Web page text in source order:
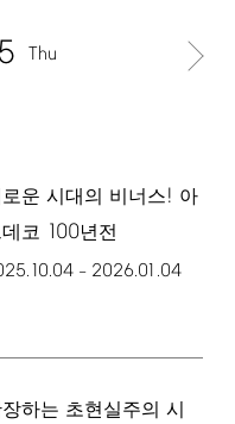
Thu
운 시대의 비너스! 아
코 100년전
– 2026.01.04
하는 초현실주의 시